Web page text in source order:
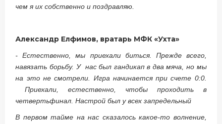
чем я их собственно и поздравляю.
Александр Елфимов, вратарь МФК «Ухта»
- Естественно, мы приехали биться. Прежде всего,
навязать борьбу. У нас был гандикап в два мяча, но мы
на это не смотрели. Игра начинается при счете 0:0.
Приехали, естественно, чтобы проходить в
четвертьфинал. Настрой был у всех запредельный
В первом тайме на нас сказалось какое-то волнение,